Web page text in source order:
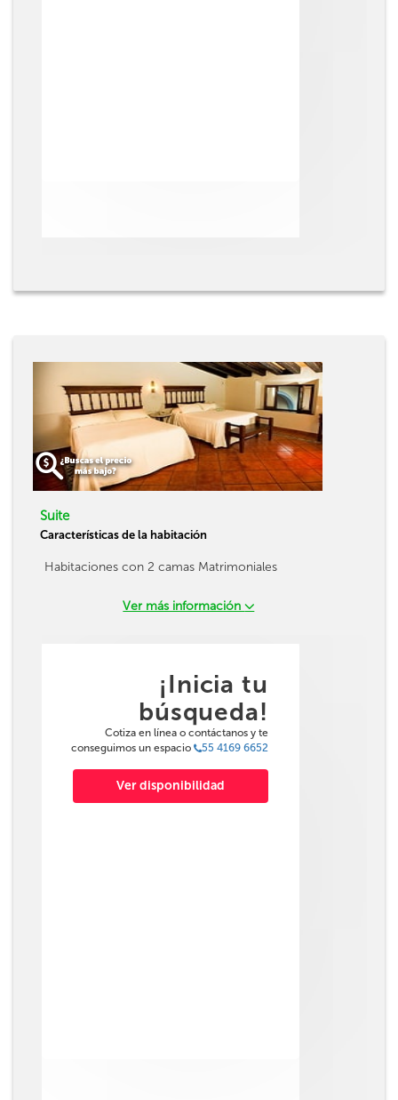
Suite
Características de la habitación
Habitaciones con 2 camas Matrimoniales
Ver más información
¡Inicia tu
búsqueda!
Cotiza en línea o contáctanos y te
conseguimos un espacio
55 4169 6652
Ver disponibilidad